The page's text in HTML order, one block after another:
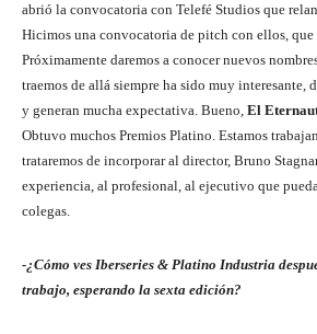
abrió la convocatoria con Telefé Studios que
Hicimos una convocatoria de pitch con ellos,
Próximamente daremos a conocer nuevos
traemos de allá siempre ha sido muy interesante,
y generan mucha expectativa. Bueno, El
Obtuvo muchos Premios Platino. Estamos
trataremos de incorporar al director, Bruno
experiencia, al profesional, al ejecutivo que
colegas.
-¿Cómo ves Iberseries & Platino Industria
trabajo, esperando la sexta edición?